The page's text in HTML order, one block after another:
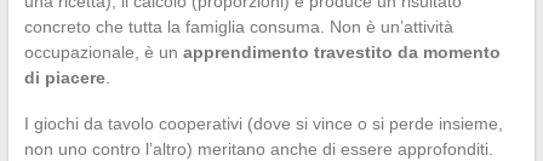
concreto che tutta la famiglia consuma. Non è un’attività
occupazionale, è un apprendimento travestito da momento
di piacere.
I giochi da tavolo cooperativi (dove si vince o si perde insieme,
non uno contro l’altro) meritano anche di essere approfonditi.